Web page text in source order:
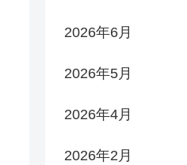
2026年6月
2026年5月
2026年4月
2026年2月